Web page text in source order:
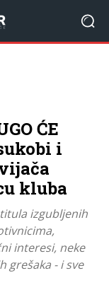
ĆE
i
kluba
izgubljenih
interesi, neke
grešaka - i sve